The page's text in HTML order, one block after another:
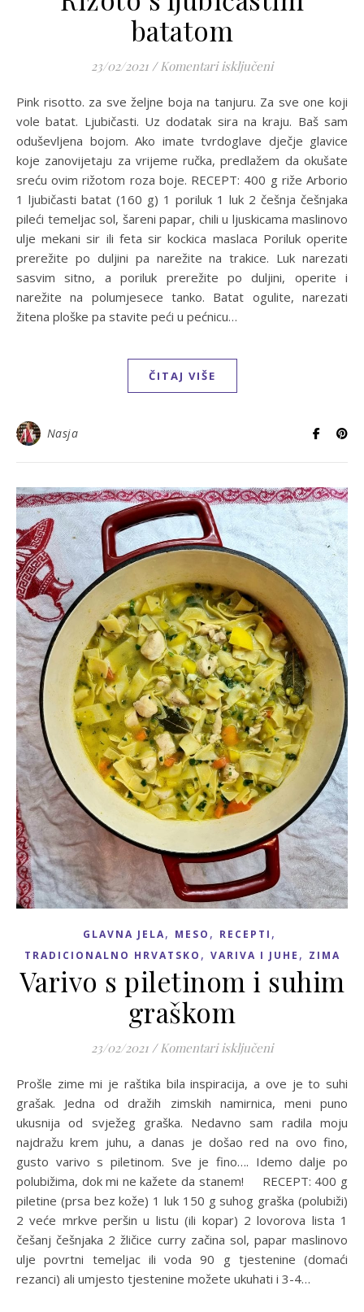
batatom
23/02/2021 / Komentari isključeniza Rižoto s
Pink risotto. za sve željne boja na tanjuru. Za sve one koji
vole batat. Ljubičasti. Uz dodatak sira na kraju. Baš sam
oduševljena bojom. Ako imate tvrdoglave dječje glavice
koje zanovijetaju za vrijeme ručka, predlažem da okušate
sreću ovim rižotom roza boje. RECEPT: 400 g riže Arborio
1 ljubičasti batat (160 g) 1 poriluk 1 luk 2 češnja češnjaka
pileći temeljac sol, šareni papar, chili u ljuskicama maslinovo
ulje mekani sir ili feta sir kockica maslaca Poriluk operite
prerežite po duljini pa narežite na trakice. Luk narezati
sasvim sitno, a poriluk prerežite po duljini, operite i
narežite na polumjesece tanko. Batat ogulite, narezati
žitena ploške pa stavite peći u pećnicu…
ČITAJ VIŠE
Nasja
GLAVNA JELA, MESO , RECEPTI ,
TRADICIONALNO HRVATSKO , VARIVA I JUHE , ZIMA
Varivo s piletinom i suhim
graškom
23/02/2021 / Komentari isključeniza Varivo s
Prošle zime mi je raštika bila inspiracija, a ove je to suhi
grašak. Jedna od dražih zimskih namirnica, meni puno
ukusnija od svježeg graška. Nedavno sam radila moju
najdražu krem juhu, a danas je došao red na ovo fino,
gusto varivo s piletinom. Sve je fino…. Idemo dalje po
polubižima, dok mi ne kažete da stanem! RECEPT: 400 g
piletine (prsa bez kože) 1 luk 150 g suhog graška (polubiži)
2 veće mrkve peršin u listu (ili kopar) 2 lovorova lista 1
češanj češnjaka 2 žličice curry začina sol, papar maslinovo
ulje povrtni temeljac ili voda 90 g tjestenine (domaći
rezanci) ali umjesto tjestenine možete ukuhati i 3-4…